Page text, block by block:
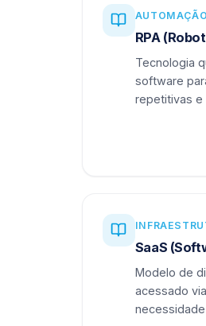
AUTOMAÇÃO
RPA
Tecnologia
software
repetitivas e
SaaS
Modelo de
acessado